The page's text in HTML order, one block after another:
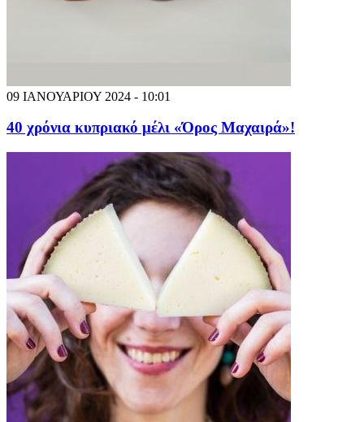
09 ΙΑΝΟΥΑΡΙΟΥ 2024 - 10:01
40 χρόνια κυπριακό μέλι «Όρος Μαχαιρά»!